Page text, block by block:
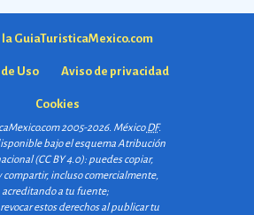
la GuiaTuristicaMexico.com
Uso Aviso de privacidad
Cookies
2005-2026. MéxicoDF.
bajo el esquemaAtribución
(CC BY 4.0): puedes copiar,
compartir, incluso comercialmente,
acreditando a tu fuente;
estos derechos al publicar tu